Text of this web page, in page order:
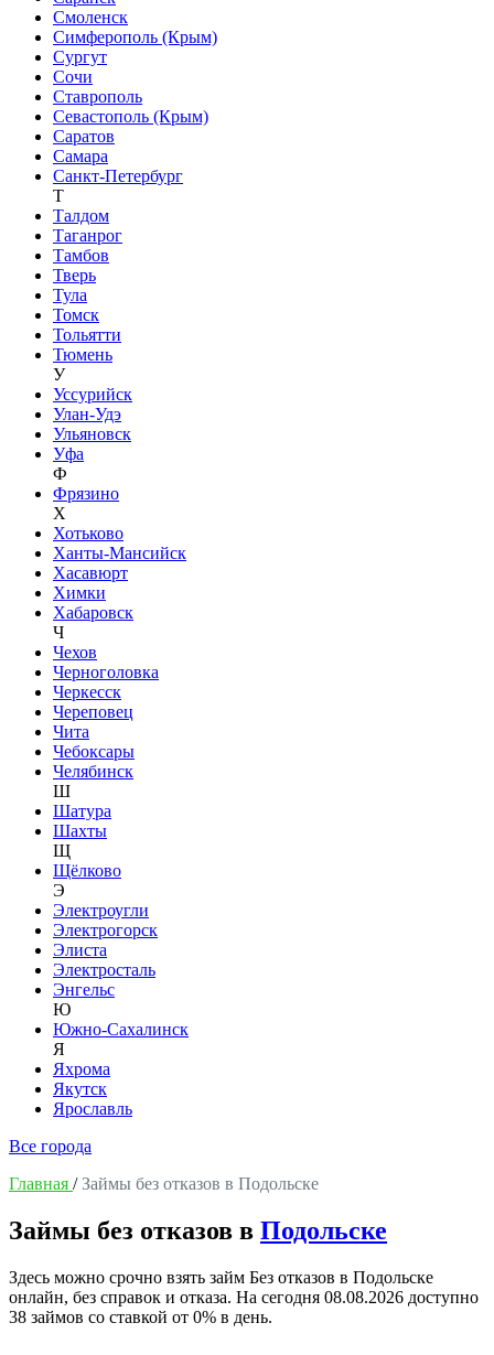
Смоленск
Симферополь (Крым)
Сургут
Сочи
Ставрополь
Севастополь (Крым)
Саратов
Самара
Санкт-Петербург
Т
Талдом
Таганрог
Тамбов
Тверь
Тула
Томск
Тольятти
Тюмень
У
Уссурийск
Улан-Удэ
Ульяновск
Уфа
Ф
Фрязино
Х
Хотьково
Ханты-Мансийск
Хасавюрт
Химки
Хабаровск
Ч
Чехов
Черноголовка
Черкесск
Череповец
Чита
Чебоксары
Челябинск
Ш
Шатура
Шахты
Щ
Щёлково
Э
Электроугли
Электрогорск
Элиста
Электросталь
Энгельс
Ю
Южно-Сахалинск
Я
Яхрома
Якутск
Ярославль
Все города
Главная /Займы без отказов в Подольске
Займы без отказов в Подольске
Здесь можно срочно взять займ Без отказов в Подольске
онлайн, без справок и отказа. На сегодня 08.08.2026 доступно
38 займов со ставкой от 0% в день.